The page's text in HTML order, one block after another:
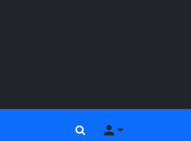
ПоискМеню